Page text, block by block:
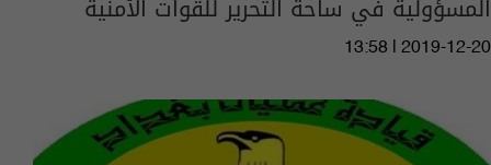
المسؤولية في ساحة التحرير للقوات الأمنية
13:58 | 2019-12-20